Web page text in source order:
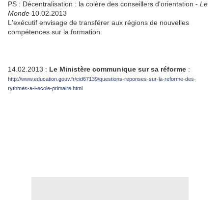
PS : Décentralisation : la colère des conseillers d'orientation - Le
Monde 10.02.2013
L'exécutif envisage de transférer aux régions de nouvelles
compétences sur la formation.
14.02.2013 : Le Ministère communique sur sa réforme :
http://www.education.gouv.fr/cid67139/questions-reponses-sur-la-reforme-des-
rythmes-a-l-ecole-primaire.html